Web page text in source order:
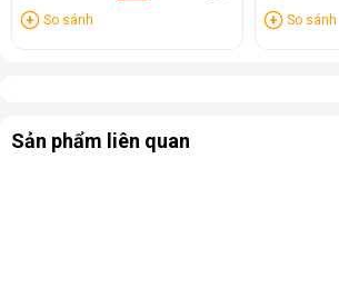
So sánh So sánh
Sản phẩm liên quan